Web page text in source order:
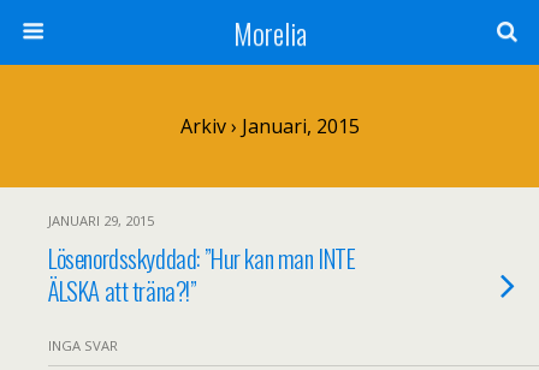
Morelia
Arkiv › Januari, 2015
JANUARI 29, 2015
Lösenordsskyddad: ”Hur kan man INTE
ÄLSKA att träna?!”
INGA SVAR